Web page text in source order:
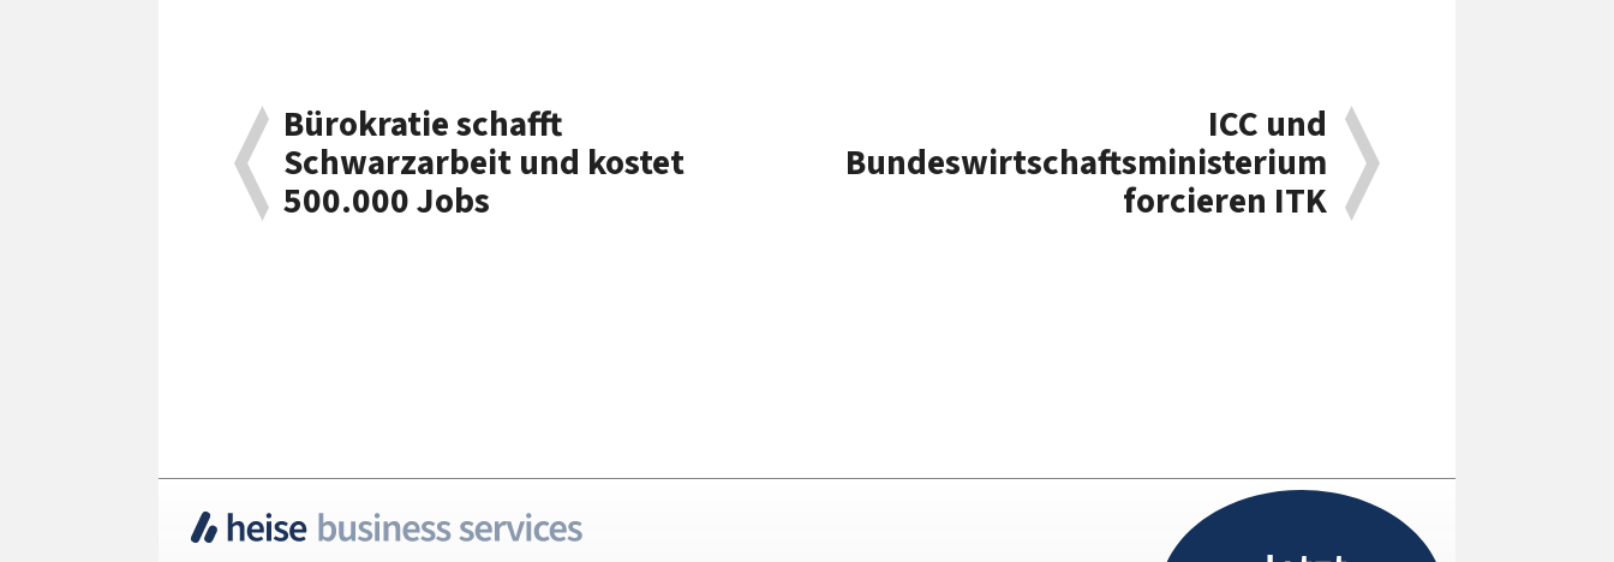
Bürokratie schafft
Schwarzarbeit und kostet
500.000 Jobs
ICC und
Bundeswirtschaftsministerium
forcieren ITK